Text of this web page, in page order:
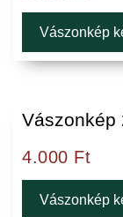
Vászonkép
Vászonkép
4.000 Ft
Vászonkép